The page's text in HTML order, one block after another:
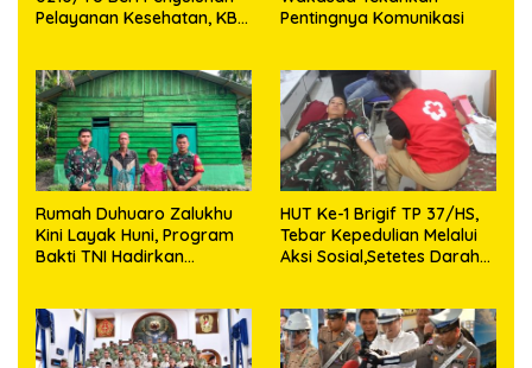
Pelayanan Kesehatan, KB
Pentingnya Komunikasi
Rumah Duhuaro Zalukhu
Kini Layak Huni, Program
Bakti TNI Hadirkan
HUT Ke-1 Brigif TP 37/HS,
Tebar Kepedulian Melalui
Aksi Sosial,Setetes Darah